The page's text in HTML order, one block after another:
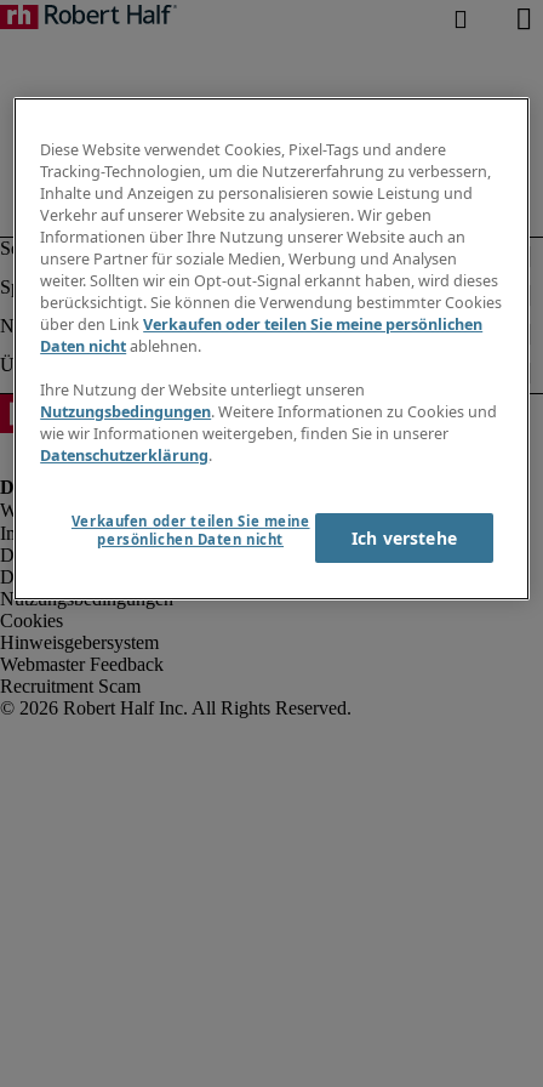
Impressum
Datenschutz
Datenschutz Arbeitnehmer/Zeitarbeitskräfte
Nutzungsbedingungen
Cookies
Hinweisgebersystem
Webmaster Feedback
Recruitment Scam
Diese Website verwendet Cookies, Pixel-Tags und andere
Tracking-Technologien, um die Nutzererfahrung zu verbessern,
Inhalte und Anzeigen zu personalisieren sowie Leistung und
Verkehr auf unserer Website zu analysieren. Wir geben
Informationen über Ihre Nutzung unserer Website auch an
unsere Partner für soziale Medien, Werbung und Analysen
weiter. Sollten wir ein Opt-out-Signal erkannt haben, wird dieses
berücksichtigt. Sie können die Verwendung bestimmter Cookies
über den LinkVerkaufen oder teilen Sie meine persönlichen
Daten nichtablehnen.
Ihre Nutzung der Website unterliegt unseren
Nutzungsbedingungen. Weitere Informationen zu Cookies und
wie wir Informationen weitergeben, finden Sie in unserer
Datenschutzerklärung.
Verkaufen oder teilen Sie meine
persönlichen Daten nicht
Ich verstehe